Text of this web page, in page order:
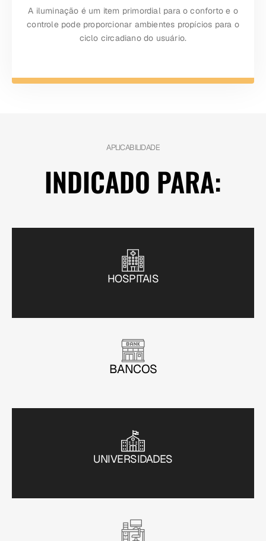
A iluminação é um item primordial para o conforto e o
controle pode proporcionar ambientes propícios para o
ciclo circadiano do usuário.
APLICABILIDADE
INDICADO PARA:
HOSPITAIS
BANCOS
UNIVERSIDADES